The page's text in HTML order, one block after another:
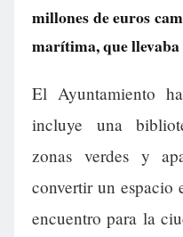
millones de euros
marítima, que llevaba
El Ayuntamiento
incluye una
zonas verdes y
convertir un espacio
encuentro para la